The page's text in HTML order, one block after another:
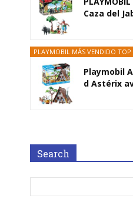
Caza del
PLAYMOBIL MÁS VENDIDO TOP
Playmobil
d Astérix
Search